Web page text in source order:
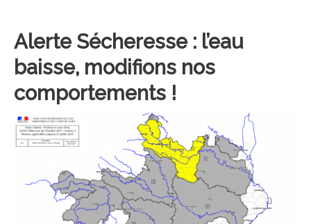
Alerte Sécheresse : l’eau
baisse, modifions nos
comportements !